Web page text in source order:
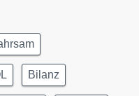
Bilanz